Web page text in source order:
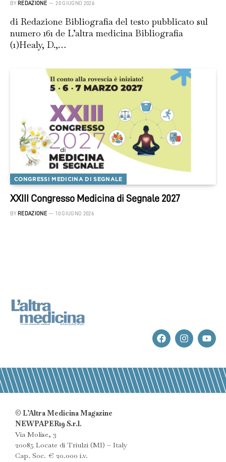
BY REDAZIONE 20 GIUGNO 2026
di Redazione Bibliografia del testo pubblicato sul
numero 161 de L’altra medicina Bibliografia
(1)Healy, D.,…
CONGRESSI MEDICINA DI SEGNALE
XXIII Congresso Medicina di Segnale 2027
BY REDAZIONE 10 GIUGNO 2026
© L’Altra Medicina Magazine
NEWPAPER19 S.r.l.
Via Molise, 3
20085 Locate di Triulzi (MI) – Italy
Cap. Soc. € 20.000 i.v.